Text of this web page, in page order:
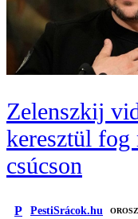
Zelenszkij
keresztül fog
csúcson
P PestiSrácok.hu